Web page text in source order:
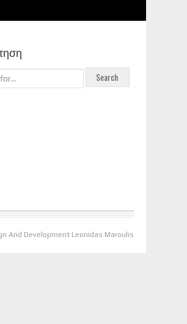
And Development Leonidas Maroulis